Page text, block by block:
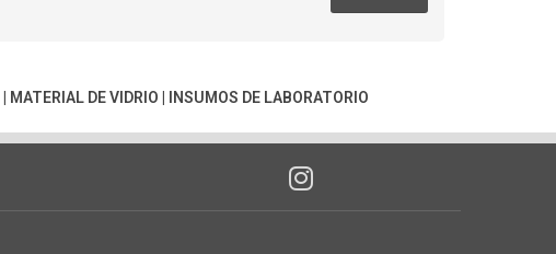
MATERIAL DE VIDRIO INSUMOS DE LABORATORIO